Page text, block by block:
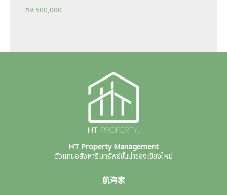
฿9,500,000
HT Property Management
ตัวแทนอสังหาริมทรัพย์ชั้นนำของเชียงใหม่
航海家